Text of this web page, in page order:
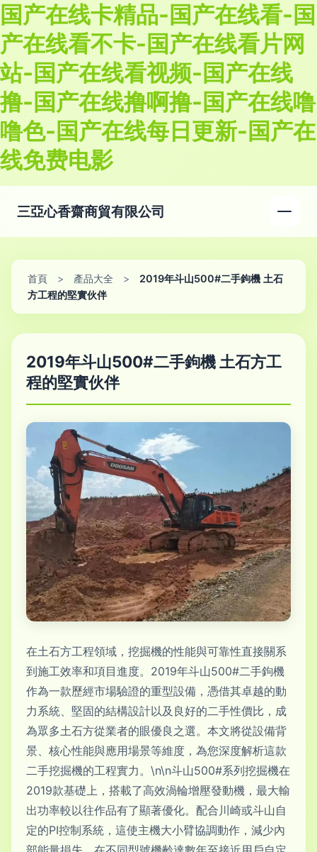
国产在线卡精品-国产在线看-国
产在线看不卡-国产在线看片网
站-国产在线看视频-国产在线
撸-国产在线撸啊撸-国产在线噜
噜色-国产在线每日更新-国产在
线免费电影
三亞心香齋商貿有限公司
首頁 > 產品大全 >
2019年斗山500#二手鉤機 土石
方工程的堅實伙伴
2019年斗山500#二手鉤機 土石方工
程的堅實伙伴
在土石方工程領域，挖掘機的性能與可靠性直接關系
到施工效率和項目進度。2019年斗山500#二手鉤機
作為一款歷經市場驗證的重型設備，憑借其卓越的動
力系統、堅固的結構設計以及良好的二手性價比，成
為眾多土石方從業者的眼優良之選。本文將從設備背
景、核心性能與應用場景等維度，為您深度解析這款
二手挖掘機的工程實力。\n\n斗山500#系列挖掘機在
2019款基礎上，搭載了高效渦輪增壓發動機，最大輸
出功率較以往作品有了顯著優化。配合川崎或斗山自
定的PI控制系統，這使主機大小臂協調動作，減少內